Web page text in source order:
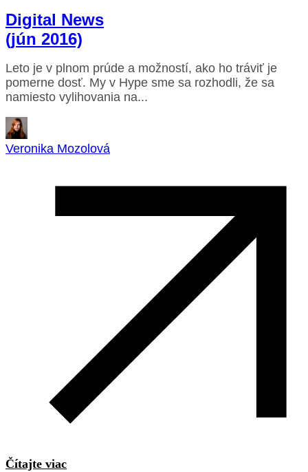
Digital News
(jún 2016)
Leto je v plnom prúde a možností, ako ho tráviť je
pomerne dosť. My v Hype sme sa rozhodli, že sa
namiesto vylihovania na...
Veronika Mozolová
Čítajte viac